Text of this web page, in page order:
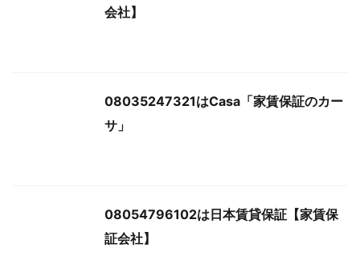
会社】
08035247321はCasa「家賃保証のカー
サ」
08054796102は日本賃貸保証【家賃保
証会社】